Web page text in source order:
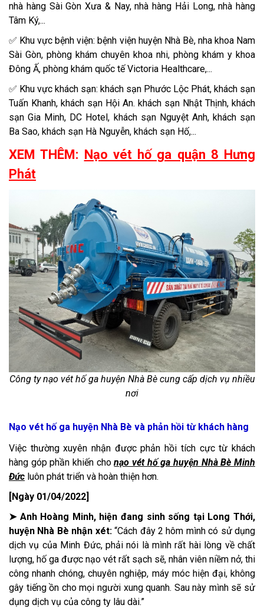
nhà hàng Sài Gòn Xưa & Nay, nhà hàng Hải Long, nhà hàng
Tâm Ký,...
✅ Khu vực bệnh viện: bệnh viện huyện Nhà Bè, nha khoa Nam
Sài Gòn, phòng khám chuyên khoa nhi, phòng khám y khoa
Đông Ấ, phòng khám quốc tế Victoria Healthcare,...
✅ Khu vực khách sạn: khách sạn Phước Lộc Phát, khách sạn
Tuấn Khanh, khách sạn Hội An. khách sạn Nhật Thịnh, khách
sạn Gia Minh, DC Hotel, khách sạn Nguyệt Anh, khách sạn
Ba Sao, khách sạn Hà Nguyễn, khách sạn Hố,...
XEM THÊM: Nạo vét hố ga quận 8 Hưng
Phát
Công ty nạo vét hố ga huyện Nhà Bè cung cấp dịch vụ nhiều
nơi
Nạo vét hố ga huyện Nhà Bè và phản hồi từ khách hàng
Việc thường xuyên nhận được phản hồi tích cực từ khách
hàng góp phần khiến chonạo vét hố ga huyện Nhà Bè Minh
Đức luôn phát triển và hoàn thiện hơn.
[Ngày 01/04/2022]
➤ Anh Hoàng Minh, hiện đang sinh sống tại Long Thới,
huyện Nhà Bè nhận xét:“Cách đây 2 hôm mình có sử dụng
dịch vụ của Minh Đức, phải nói là mình rất hài lòng về chất
lượng, hố ga được nạo vét rất sạch sẽ, nhân viên niềm nở, thi
công nhanh chóng, chuyên nghiệp, máy móc hiện đại, không
gây tiếng ồn cho mọi người xung quanh. Sau này mình sẽ sử
dụng dịch vụ của công ty lâu dài.”